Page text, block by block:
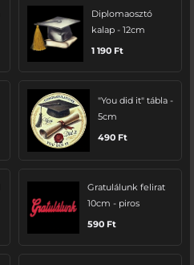
Diplomaosztó
kalap - 12cm
1 190 Ft
"You did it" tábla -
5cm
490 Ft
Gratulálunk felirat
10cm - piros
590 Ft